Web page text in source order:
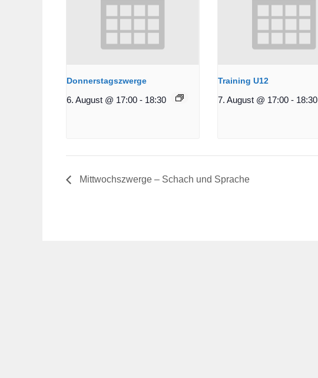
Donnerstagszwerge
6. August @ 17:00 - 18:30
Training U12
7. August @ 17:00 - 18:30
Mittwochszwerge – Schach und Sprache